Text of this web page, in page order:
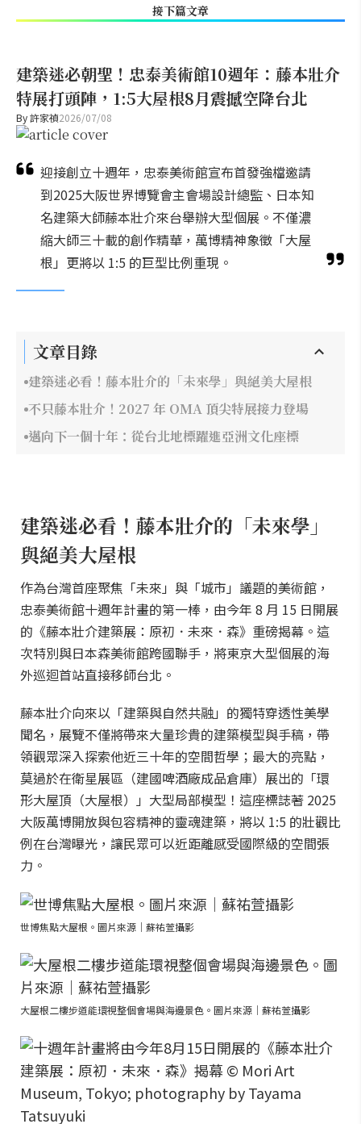
接下篇文章
建築迷必朝聖！忠泰美術館10週年：藤本壯介
特展打頭陣，1:5大屋根8月震撼空降台北
By許家禎2026/07/08
迎接創立十週年，忠泰美術館宣布首發強檔邀請
到2025大阪世界博覽會主會場設計總監、日本知
名建築大師藤本壯介來台舉辦大型個展。不僅濃
縮大師三十載的創作精華，萬博精神象徵「大屋
根」更將以 1:5 的巨型比例重現。
文章目錄
建築迷必看！藤本壯介的「未來學」與絕美大屋根
不只藤本壯介！2027 年 OMA 頂尖特展接力登場
邁向下一個十年：從台北地標躍進亞洲文化座標
建築迷必看！藤本壯介的「未來學」
與絕美大屋根
作為台灣首座聚焦「未來」與「城市」議題的美術館，
忠泰美術館十週年計畫的第一棒，由今年 8 月 15 日開展
的《藤本壯介建築展：原初．未來．森》重磅揭幕。這
次特別與日本森美術館跨國聯手，將東京大型個展的海
外巡迴首站直接移師台北。
藤本壯介向來以「建築與自然共融」的獨特穿透性美學
聞名，展覽不僅將帶來大量珍貴的建築模型與手稿，帶
領觀眾深入探索他近三十年的空間哲學；最大的亮點，
莫過於在衛星展區（建國啤酒廠成品倉庫）展出的「環
形大屋頂（大屋根）」大型局部模型！這座標誌著 2025
大阪萬博開放與包容精神的靈魂建築，將以 1:5 的壯觀比
例在台灣曝光，讓民眾可以近距離感受國際級的空間張
力。
世博焦點大屋根。圖片來源｜蘇祐萱攝影
大屋根二樓步道能環視整個會場與海邊景色。圖片來源｜蘇祐萱攝影